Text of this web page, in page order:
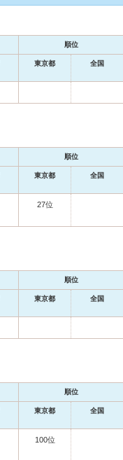
順位
東京都 全国
順位
東京都 全国
27位
順位
東京都 全国
順位
東京都 全国
100位